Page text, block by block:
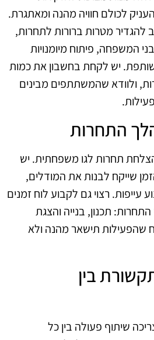
לכולם חוויה מהנה ומאתגרת.
להגדיר מטרות ברורות לתחרות,
המשפחה, פיתוח מיומנויות
יש לקחת בחשבון את כמות
ולוודא שהמשתתפים מבינים
התחרות
תחרות לגו משפחתית. יש
שייקח לבנות את המודלים,
עייפות. רצוי גם לקבוע לוח זמנים
תכנון, בנייה והצגת
שהפעילות תישאר מהנה ולא
בין
שיתוף פעולה בין כל